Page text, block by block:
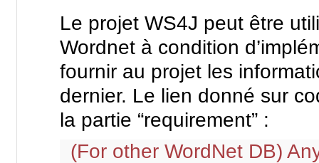
Le projet WS4J peut être
Wordnet à condition
fournir au projet les
dernier. Le lien donné sur
la partie “requirement” :
(For other WordNet DB)